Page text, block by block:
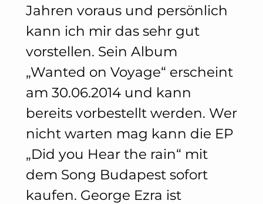
Jahren voraus und persönlich
kann ich mir das sehr gut
vorstellen. Sein Album
„Wanted on Voyage“ erscheint
am 30.06.2014 und kann
bereits vorbestellt werden. Wer
nicht warten mag kann die EP
„Did you Hear the rain“ mit
dem Song Budapest sofort
kaufen. George Ezra ist